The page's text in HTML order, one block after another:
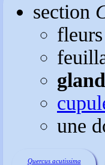
section
une
Quercus acutissima